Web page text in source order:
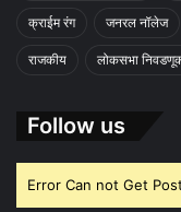
क्राईम रंग जनरल नॉलेज
राजकीय लोकसभा
Follow us
Error Can not Get